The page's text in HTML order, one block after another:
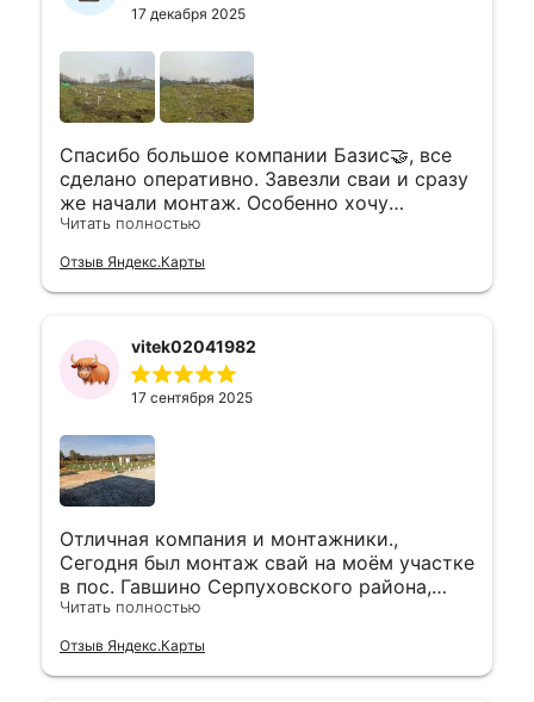
17 декабря 2025
Спасибо большое компании Базис🤝, все
сделано оперативно. Завезли сваи и сразу
же начали монтаж. Особенно хочу
отменить Евгения и Андрея ребята
оголовками за полтора дня , спасибо
большое очень доволен и рекомендую
Читать полностью
Отзыв Яндекс.Карты
vitek02041982
17 сентября 2025
Отличная компания и монтажники.,
Сегодня был монтаж свай на моëм участке
в пос. Гавшино Серпуховского района,
ребята приехали раньше оговоренного
объёме и качественно. Спасибо за
Отличную работу , за приемлемые деньги.
Читать полностью
Отзыв Яндекс.Карты